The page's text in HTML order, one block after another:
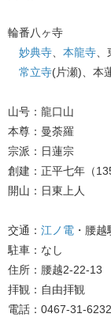
輪番八ヶ寺
妙典寺
本龍寺
常立寺(片瀬)、本
山号：龍口山
本尊：曼荼羅
宗派：日蓮宗
創建：正平七年（
開山：日東上人
交通： 江ノ電 ・腰
駐車：なし
住所：腰越2-22-13
拝観：自由拝観
電話：0467-31-6232